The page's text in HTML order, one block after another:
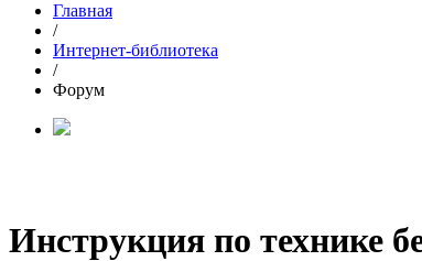
Главная
/
Интернет-библиотека
/
Форум
Инструкция по технике